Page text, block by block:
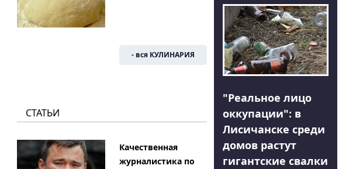
- вся КУЛИНАРИЯ
СТАТЬИ
Качественная
журналистика по
"Реальное лицо
оккупации": в
Лисичанске среди
домов растут
гигантские свалки